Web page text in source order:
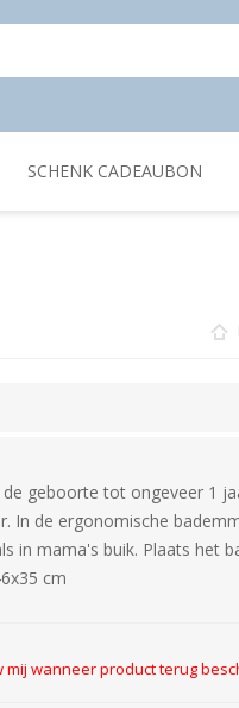
SCHENK CADEAUBON
de geboorte tot ongeveer 1
In de ergonomische
in mama's buik. Plaats het
cm